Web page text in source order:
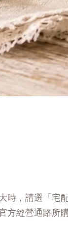
時，請選「宅配
方經營通路所